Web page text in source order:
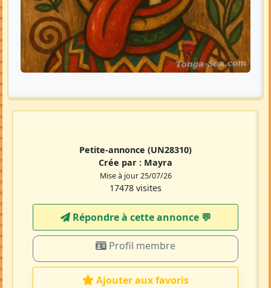
Petite-annonce (UN28310)
Crée par : Mayra
Mise à jour 25/07/26
17478 visites
Répondre à cette annonce 💬​
Profil membre
Ajouter aux favoris